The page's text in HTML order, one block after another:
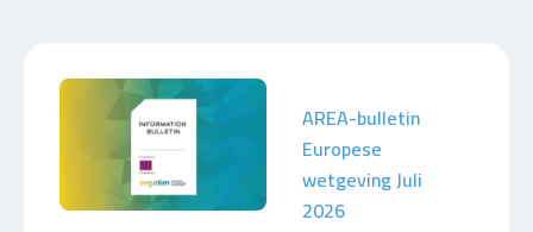
AREA-bulletin
Europese
wetgeving Juli
2026